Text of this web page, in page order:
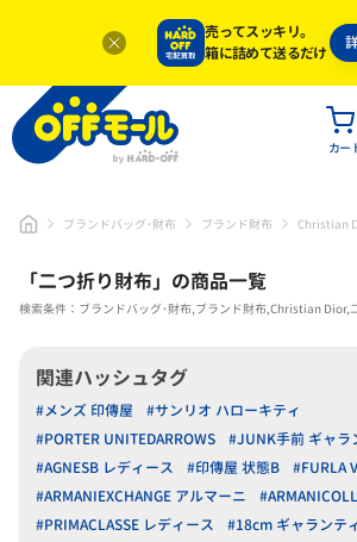
売ってスッキリ。
箱に詰めて送るだけ
カー
ブランドバッグ･財布 ブランド財布 Christian
「二つ折り財布」 の商品一覧
検索条件：ブランドバッグ･財布,ブランド財布,Christian Dior,
関連ハッシュタグ
#メンズ 印傳屋
#サンリオ ハローキティ
#PORTER UNITEDARROWS
#JUNK手前 ギャラ
#AGNESB レディース
#印傳屋 状態B
#FURLA
#ARMANIEXCHANGE アルマーニ
#PRIMACLASSE レディース
#18cm ギャランテ